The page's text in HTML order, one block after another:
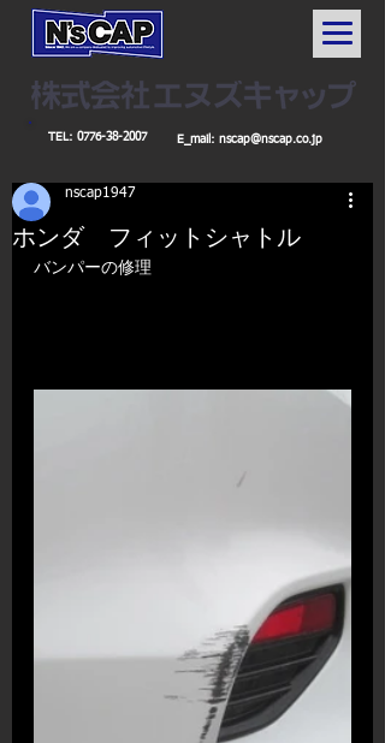
TEL: 0776-38-2007 E_mail: nscap@nscap.co.jp
ホンダ フィットシャトル
nscap1947
バンパーの修理